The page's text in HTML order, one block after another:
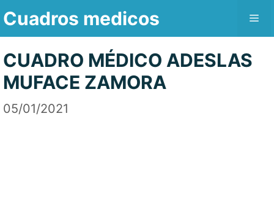
Saltar
contenido
Cuadros medicos
CUADRO MÉDICO ADESLAS
MUFACE ZAMORA
05/01/2021